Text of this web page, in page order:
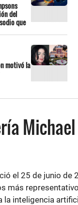
del
que
motivó la
el 25 de junio de
más
la inteligencia